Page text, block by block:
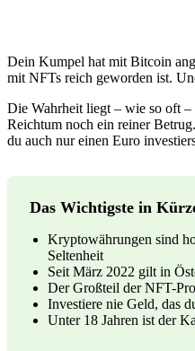
Dein Kumpel hat mit Bitcoin
mit NFTs reich geworden ist.
Die Wahrheit liegt – wie so oft
Reichtum noch ein reiner
du auch nur einen Euro
Das Wichtigste in
Kryptowährungen sind
Seltenheit
Seit März 2022 gilt in
Der Großteil der NFT-
Investiere nie Geld, das
Unter 18 Jahren ist der